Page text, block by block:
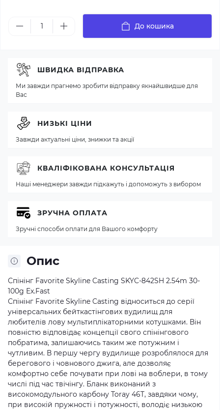
До кошика
Опис
Спінінг Favorite Skyline Casting SKYC-842SH 2.54m 30-
100g Ex.Fast
Спінінг Favorite Skyline Casting відноситься до серії
універсальних бейткастінгових вудилищ для
любителів лову мультиплікаторними котушками. Він
повністю відповідає концепції свого спінінгового
побратима, залишаючись таким же потужним і
чутливим. В першу чергу вудилище розроблялося для
берегового і човнового джига, але дозволяє
комфортно себе почувати при лові на воблери, в тому
числі під час твічінгу. Бланк виконаний з
високомодульного карбону Toray 46T, завдяки чому,
при високій пружності і потужності, володіє низькою
ШВИДКА ВІДПРАВКА
Ми завжди прагнемо зробити відправку якнайшвидше для
Вас
НИЗЬКІ ЦІНИ
Завжди актуальні ціни, знижки та акції
КВАЛІФІКОВАНА КОНСУЛЬТАЦІЯ
Наші менеджери завжди підкажуть і допоможуть з вибором
ЗРУЧНА ОПЛАТА
Зручні способи оплати для Вашого комфорту